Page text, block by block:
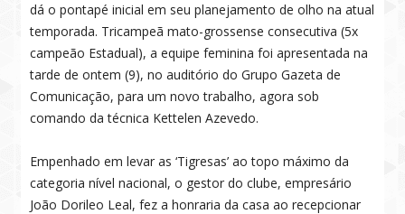
dá o pontapé inicial em seu planejamento de olho na atual
temporada. Tricampeã mato-grossense consecutiva (5x
campeão Estadual), a equipe feminina foi apresentada na
tarde de ontem (9), no auditório do Grupo Gazeta de
Comunicação, para um novo trabalho, agora sob
comando da técnica Kettelen Azevedo.
Empenhado em levar as ‘Tigresas’ ao topo máximo da
categoria nível nacional, o gestor do clube, empresário
João Dorileo Leal, fez a honraria da casa ao recepcionar